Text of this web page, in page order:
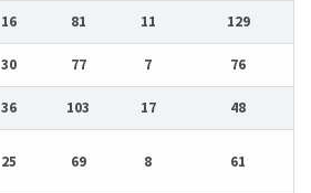
16 81 11
129
30 77 7
76
36 103 17 48
25 69 8 61